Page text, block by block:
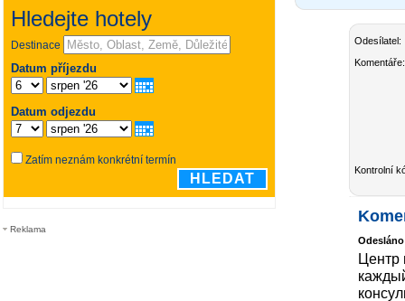
Reklama
Odesílatel:
Komentáře:
Kontrolní
Центр